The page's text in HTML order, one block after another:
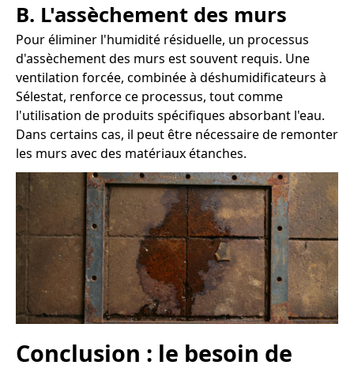
B. L'assèchement des murs
Pour éliminer l'humidité résiduelle, un processus
d'assèchement des murs est souvent requis. Une
ventilation forcée, combinée à déshumidificateurs à
Sélestat, renforce ce processus, tout comme
l'utilisation de produits spécifiques absorbant l'eau.
Dans certains cas, il peut être nécessaire de remonter
les murs avec des matériaux étanches.
Conclusion : le besoin de